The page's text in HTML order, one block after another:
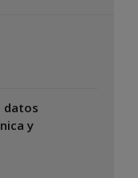
datos
y